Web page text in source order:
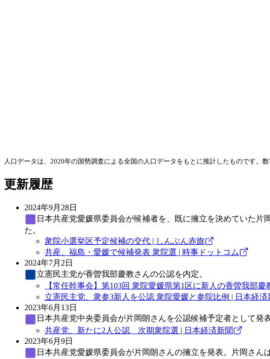
人口データは、2020年の国勢調査による全国の人口データをもとに推計したものです。
更新履歴
2024年9月28日
日本共産党愛媛県委員会が候補者を、既に擁立を決めていた片
た。
衆院小選挙区予定候補の交代 | しんぶん赤旗
共産、福島・愛媛で候補発表 衆院選 | 時事ドットコム
2024年7月2日
立憲民主党が香曽我部慶教さんの公認を内定。
【常任幹事会】第103回 衆院愛媛県第1区に新人の香曽我部
立憲民主党、衆参3新人を公認 衆院愛媛と参院比例 | 日本経済
2023年6月13日
日本共産党中央委員会が片岡朗さんを公認候補予定者として発表
共産党、新たに2人公認 次期衆院選 | 日本経済新聞
2023年6月9日
日本共産党愛媛県委員会が片岡朗さんの擁立を発表。片岡さん